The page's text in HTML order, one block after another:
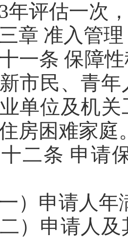
年评估一次
准入管理
条 保障性
市民、青
单位及机
房困难家庭
条 申请保
申请人年满
申请人及